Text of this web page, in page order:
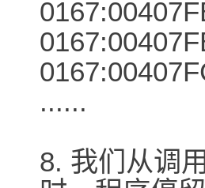
......
8. 我们从调